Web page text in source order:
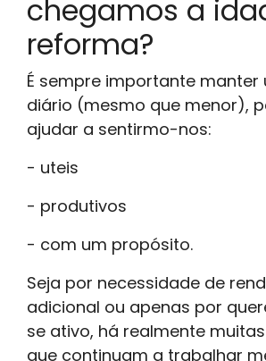
chegamos a
reforma?
É sempre importante manter
diário (mesmo que menor),
ajudar a sentirmo-nos:
- uteis
- produtivos
- com um propósito.
Seja por necessidade de
adicional ou apenas por
se ativo, há realmente
que continuam a trabalhar